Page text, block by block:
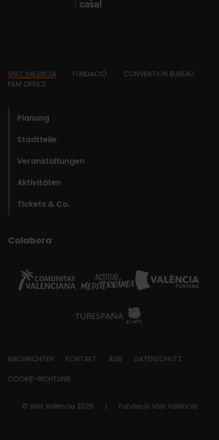
Footer
VISIT VALENCIA FUNDACIÓ
CONVENTION BUREAU
FILM OFFICE
Planung
Stadtteile
Veranstaltungen
Aktivitäten
Tickets & Co.
Colabora
Footer
about
NACHRICHTEN KONTAKT AGB DATENSCHUTZ
COOKIE-RICHTLINIE
© Visit València 2026 | Fundació Visit València